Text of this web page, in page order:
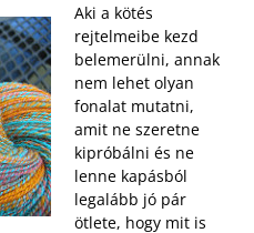
Aki a kötés
rejtelmeibe kezd
belemerülni, annak
nem lehet olyan
fonalat mutatni,
amit ne szeretne
kipróbálni és ne
lenne kapásból
legalább jó pár
ötlete, hogy mit is